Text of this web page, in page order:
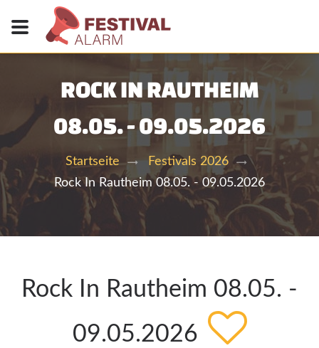
ROCK IN RAUTHEIM
08.05. - 09.05.2026
Startseite
Festivals 2026
Rock In Rautheim 08.05. - 09.05.2026
Rock In Rautheim 08.05. -
09.05.2026